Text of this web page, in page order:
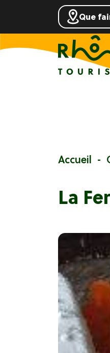
Que
Accueil
La